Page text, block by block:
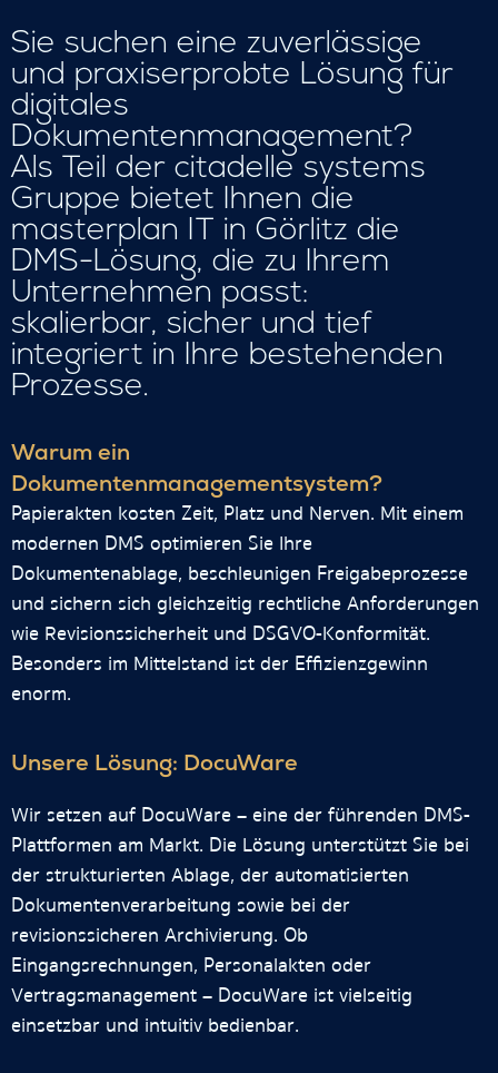
Sie suchen eine zuverlässige
und praxiserprobte Lösung für
digitales
Dokumentenmanagement?
Als Teil der citadelle systems
Gruppe bietet Ihnen die
masterplan IT in Görlitz die
DMS-Lösung, die zu Ihrem
Unternehmen passt:
skalierbar, sicher und tief
integriert in Ihre bestehenden
Prozesse.
Warum ein
Dokumentenmanagementsystem?
Papierakten kosten Zeit, Platz und Nerven. Mit einem
modernen DMS optimieren Sie Ihre
Dokumentenablage, beschleunigen Freigabeprozesse
und sichern sich gleichzeitig rechtliche Anforderungen
wie Revisionssicherheit und DSGVO-Konformität.
Besonders im Mittelstand ist der Effizienzgewinn
enorm.
Unsere Lösung: DocuWare
Wir setzen auf DocuWare – eine der führenden DMS-
Plattformen am Markt. Die Lösung unterstützt Sie bei
der strukturierten Ablage, der automatisierten
Dokumentenverarbeitung sowie bei der
revisionssicheren Archivierung. Ob
Eingangsrechnungen, Personalakten oder
Vertragsmanagement – DocuWare ist vielseitig
einsetzbar und intuitiv bedienbar.